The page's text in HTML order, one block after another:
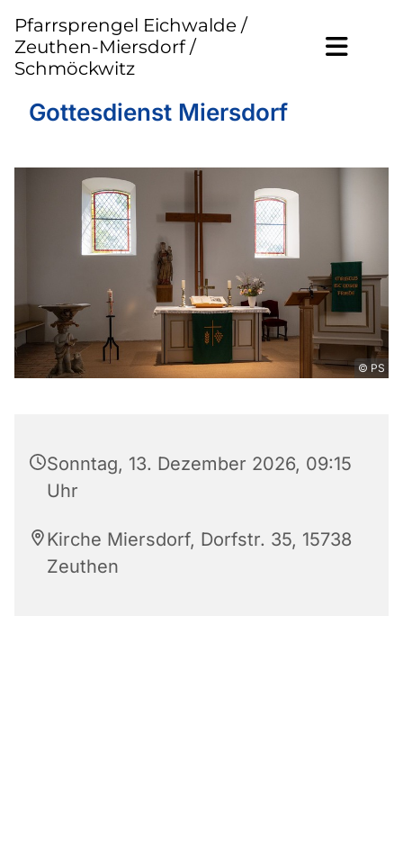
Pfarrsprengel Eichwalde /
Zeuthen-Miersdorf /
Schmöckwitz
Gottesdienst Miersdorf
© PS
Sonntag, 13. Dezember 2026, 09:15
Uhr
Kirche Miersdorf, Dorfstr. 35, 15738
Zeuthen